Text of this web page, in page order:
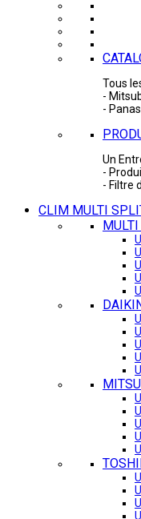
Tous
-
-
Un
-
- Filtre
CLIM MULTI